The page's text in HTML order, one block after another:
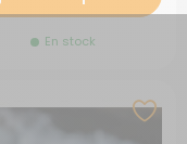
En stock